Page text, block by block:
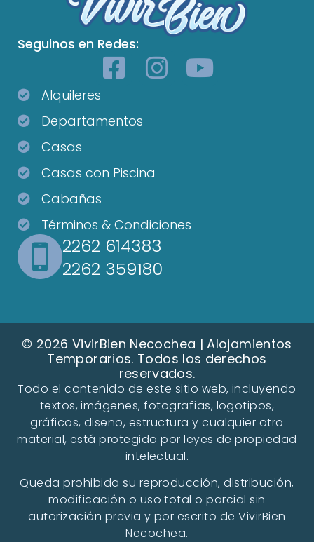
Seguinos en Redes:
Alquileres
Departamentos
Casas
Casas con Piscina
Cabañas
Términos & Condiciones
2262 614383
2262 359180
© 2026 VivirBien Necochea | Alojamientos
Temporarios. Todos los derechos
reservados.
Todo el contenido de este sitio web, incluyendo
textos, imágenes, fotografías, logotipos,
gráficos, diseño, estructura y cualquier otro
material, está protegido por leyes de propiedad
intelectual.
Queda prohibida su reproducción, distribución,
modificación o uso total o parcial sin
autorización previa y por escrito de VivirBien
Necochea.